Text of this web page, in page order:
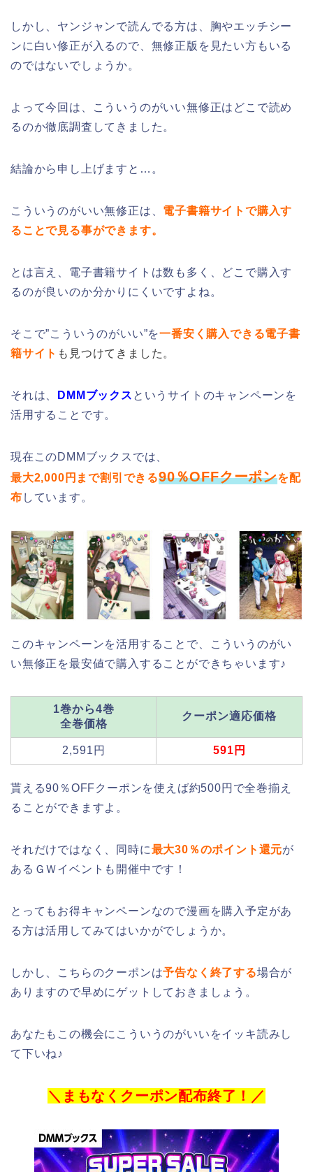
しかし、ヤンジャンで読んでる方は、胸やエッチシー
ンに白い修正が入るので、無修正版を見たい方もいる
のではないでしょうか。
よって今回は、こういうのがいい無修正はどこで読め
るのか徹底調査してきました。
結論から申し上げますと…。
こういうのがいい無修正は、 電子書籍サイトで購入す
ることで見る事ができます。
とは言え、電子書籍サイトは数も多く、どこで購入す
るのが良いのか分かりにくいですよね。
そこで”こういうのがいい”を一番安く購入できる電子書
籍サイト も見つけてきました。
それは、 DMMブックス というサイトのキャンペーンを
活用することです。
現在このDMMブックスでは、
最大2,000円まで割引できる90％OFFクーポンを配
布 しています。
このキャンペーンを活用することで、こういうのがい
い無修正を最安値で購入することができちゃいます♪
1巻から4巻
全巻価格
クーポン適応価格
2,591円 591円
貰える90％OFFクーポンを使えば約500円で全巻揃え
ることができますよ。
それだけではなく、同時に最大30％のポイント還元が
あるＧＷイベントも開催中です！
とってもお得キャンペーンなので漫画を購入予定があ
る方は活用してみてはいかがでしょうか。
しかし、こちらのクーポンは予告なく終了する場合が
ありますので早めにゲットしておきましょう。
あなたもこの機会にこういうのがいいをイッキ読みし
て下いね♪
＼まもなくクーポン配布終了！／